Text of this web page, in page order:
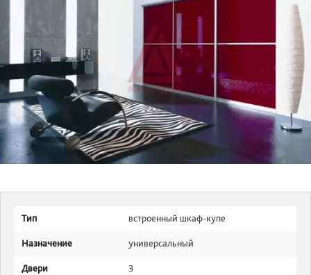
Тип встроенный шкаф-купе
Назначение универсальный
Двери 3